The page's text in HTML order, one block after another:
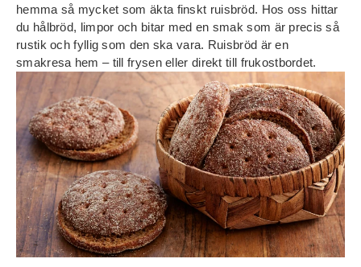
hemma så mycket som äkta finskt ruisbröd. Hos oss hittar
du hålbröd, limpor och bitar med en smak som är precis så
rustik och fyllig som den ska vara. Ruisbröd är en
smakresa hem – till frysen eller direkt till frukostbordet.